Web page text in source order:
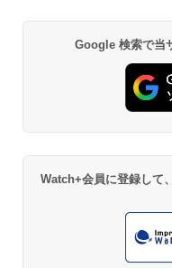
Google 検索で当
Watch+会員に登録して